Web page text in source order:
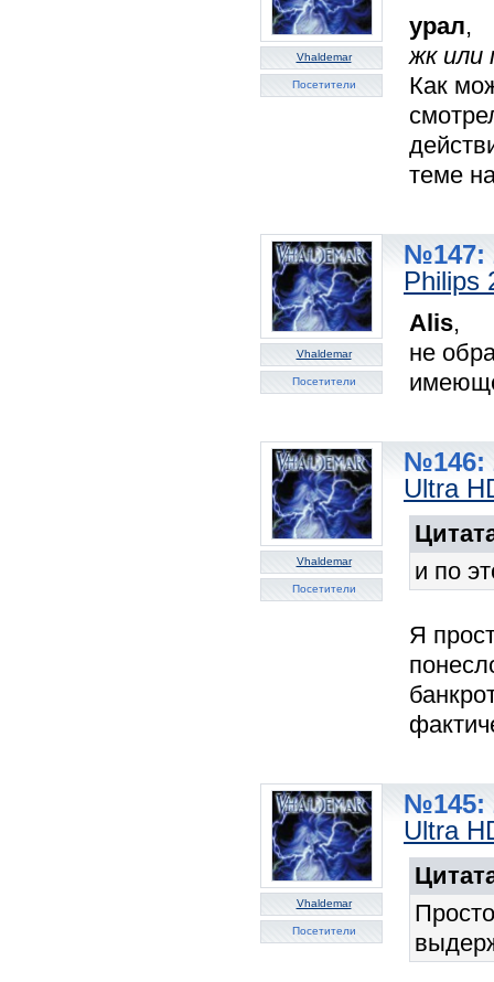
Vhaldemar
Посетители
урал,
жк или
Как
теме
Vhaldemar
Посетители
№147:
Philips
Alis,
не
Vhaldemar
Посетители
№146:
Ultra
и по
Я
Vhaldemar
Посетители
№145:
Ultra